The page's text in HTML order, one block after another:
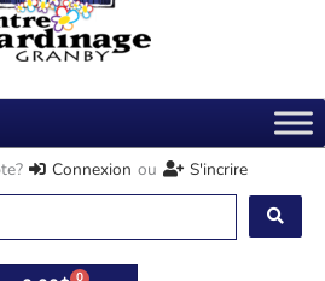
Connexion ou
S'incrire
0